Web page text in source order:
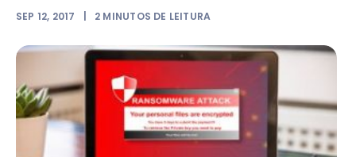
SEP 12, 2017 2 MINUTOS DE LEITURA